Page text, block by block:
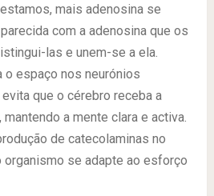
mais adenosina se
com a adenosina que os
las e unem-se a ela.
o espaço nos neurónios
que o cérebro receba a
a mente clara e activa.
de catecolaminas no
se adapte ao esforço